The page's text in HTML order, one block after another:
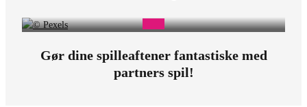
Gør dine spilleaftener fantastiske med
partners spil!